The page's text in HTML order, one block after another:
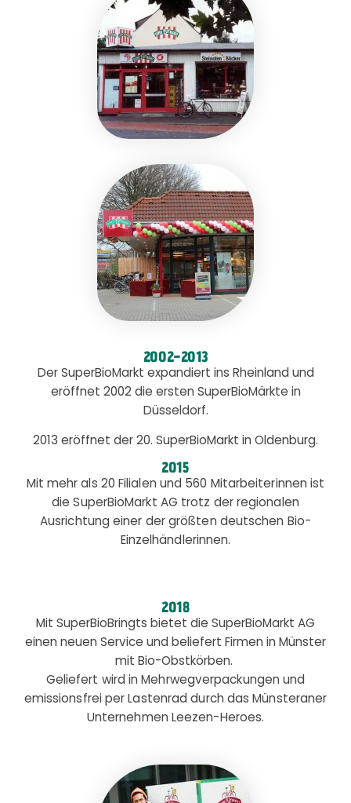
2002-2013
Der SuperBioMarkt expandiert ins Rheinland und
eröffnet 2002 die ersten SuperBioMärkte in
Düsseldorf.
2013 eröffnet der 20. SuperBioMarkt in Oldenburg.
2015
Mit mehr als 20 Filialen und 560 Mitarbeiterinnen ist
die SuperBioMarkt AG trotz der regionalen
Ausrichtung einer der größten deutschen Bio-
Einzelhändlerinnen.
2018
Mit SuperBioBringts bietet die SuperBioMarkt AG
einen neuen Service und beliefert Firmen in Münster
mit Bio-Obstkörben.
Geliefert wird in Mehrwegverpackungen und
emissionsfrei per Lastenrad durch das Münsteraner
Unternehmen Leezen-Heroes.